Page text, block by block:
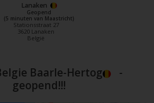
Lanaken
Geopend
(5 minuten van Maastricht)
Stationsstraat 27
3620 Lanaken
België
Baarle-Hertog
-
geopend!!!